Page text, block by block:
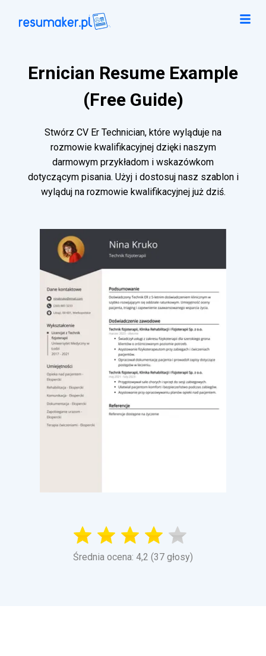
Ernician Resume Example
(Free Guide)
Stwórz CV Er Technician, które wyląduje na
rozmowie kwalifikacyjnej dzięki naszym
darmowym przykładom i wskazówkom
dotyczącym pisania. Użyj i dostosuj nasz szablon i
wyląduj na rozmowie kwalifikacyjnej już dziś.
Średnia ocena: 4,2 (37 głosy)